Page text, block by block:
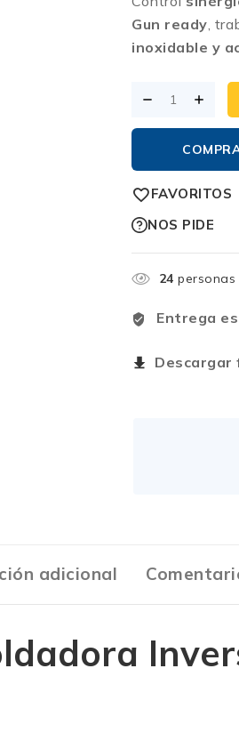
Gun ready ,
inoxidable y
FAVORITOS
NOS PIDE
24
Entrega
Descargar
adicional